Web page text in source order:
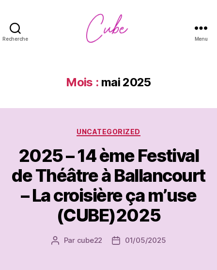
Recherche Menu
Mois : mai 2025
Catégories
UNCATEGORIZED
2025 – 14 ème Festival
de Théâtre à Ballancourt
– La croisière ça m’use
(CUBE)2025
Auteur
Par cube22
Date01/05/2025